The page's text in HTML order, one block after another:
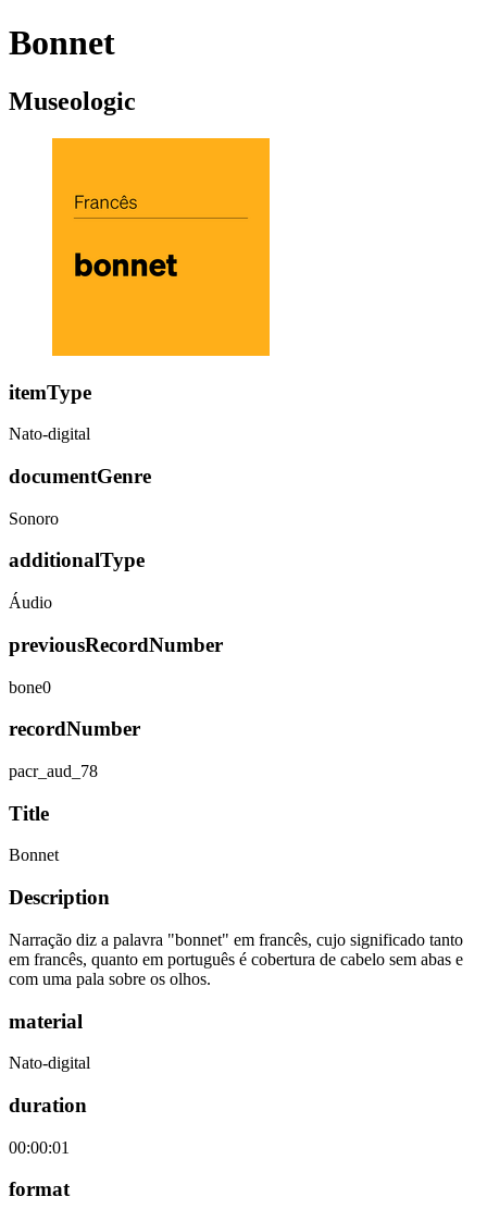
Bonnet
Museologic
itemType
Nato-digital
documentGenre
Sonoro
additionalType
Áudio
previousRecordNumber
bone0
recordNumber
pacr_aud_78
Title
Bonnet
Description
Narração diz a palavra "bonnet" em francês, cujo significado tanto
em francês, quanto em português é cobertura de cabelo sem abas e
com uma pala sobre os olhos.
material
Nato-digital
duration
00:00:01
format